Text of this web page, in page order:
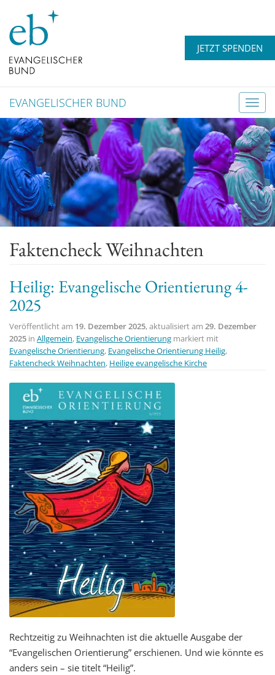
JETZT SPENDEN
T
o
g
g
l
e
n
a
v
EVANGELISCHER BUND
Faktencheck Weihnachten
Heilig: Evangelische Orientierung 4-
2025
Veröffentlicht am 19. Dezember 2025, aktualisiert am 29. Dezember
2025 in Allgemein, Evangelische Orientierung markiert mit
Evangelische Orientierung, Evangelische Orientierung Heilig,
Faktencheck Weihnachten, Heilige evangelische Kirche
Rechtzeitig zu Weihnachten ist die aktuelle Ausgabe der
“Evangelischen Orientierung” erschienen. Und wie könnte es
anders sein – sie titelt “Heilig”.